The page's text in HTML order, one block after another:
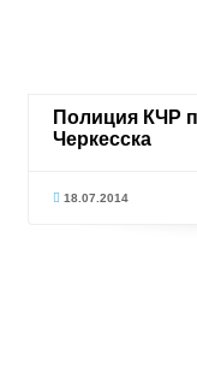
Полиция КЧР
Черкесска
18.07.2014